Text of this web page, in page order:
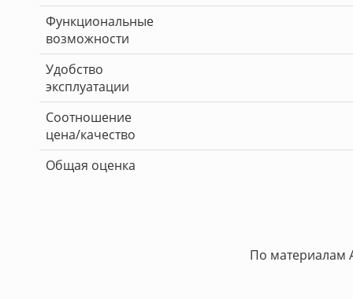
Функциональные
возможности
Удобство
эксплуатации
Соотношение
цена/качество
Общая оценка
По материалам